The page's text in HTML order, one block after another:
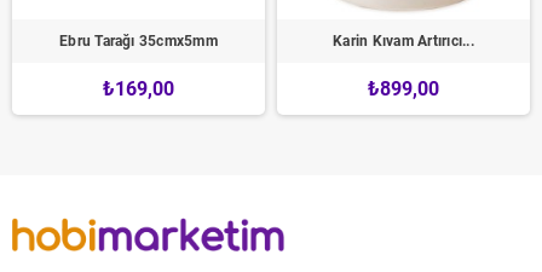
Ebru Tarağı 35cmx5mm
₺169,00
Karin Kıvam Artırıcı...
₺899,00